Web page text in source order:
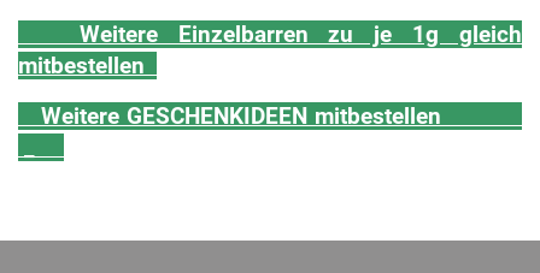
Weitere Einzelbarren zu je 1g gleich
mitbestellen
Weitere GESCHENKIDEEN mitbestellen